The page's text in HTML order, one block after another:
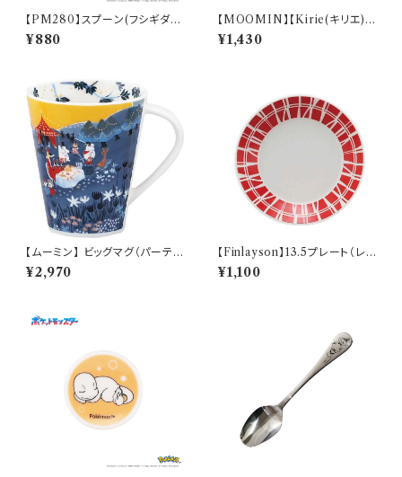
【PM280】スプーン(フシギダ
ネ)【Daily Sketch】PM281-8
50
¥880
【MOOMIN】【Kirie(キリエ)】
すくいやすいスプーン（ムーミン）
【MM9000】MM9001-863
¥1,430
【ムーミン】 ビッグマグ（パーテ
ィ）【MM3200】MM3203-35
¥2,970
【Finlayson】13.5プレート（レッ
ド）【コロナ】
¥1,100